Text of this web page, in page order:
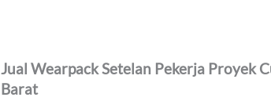
Jual Wearpack Setelan Pekerja Proyek
Barat